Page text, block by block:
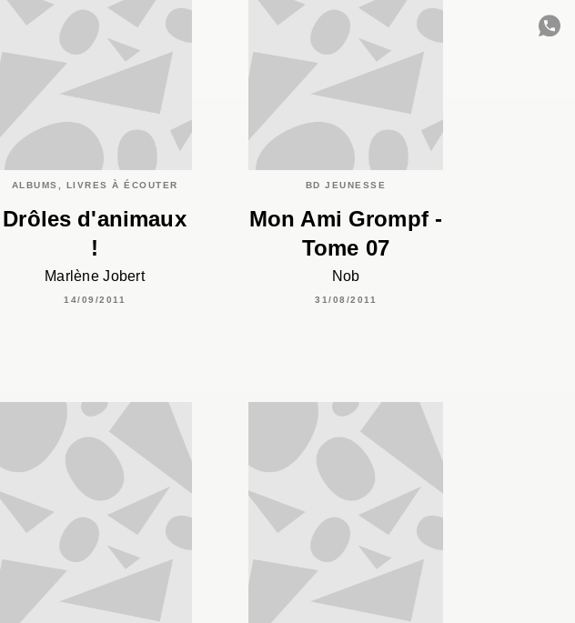
ALBUMS, LIVRES À ÉCOUTER
Drôles d'animaux
!
Marlène Jobert
14/09/2011
BD JEUNESSE
Mon Ami Grompf -
Tome 07
Nob
31/08/2011